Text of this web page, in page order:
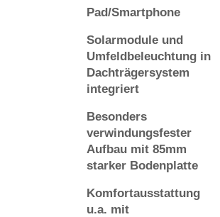
Pad/Smartphone
Solarmodule und
Umfeldbeleuchtung in
Dachträgersystem
integriert
Besonders
verwindungsfester
Aufbau mit 85mm
starker Bodenplatte
Komfortausstattung
u.a. mit